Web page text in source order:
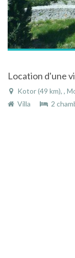
Kotor (49 km), ,
Villa
2